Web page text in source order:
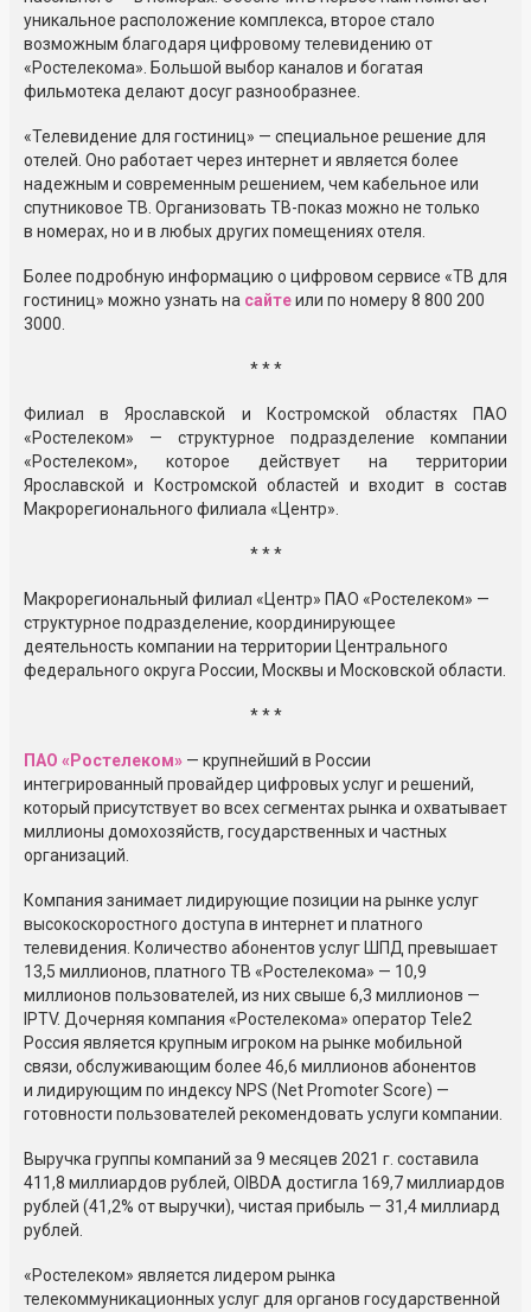
уникальное расположение комплекса, второе стало
возможным благодаря цифровому телевидению от
«Ростелекома». Большой выбор каналов и богатая
фильмотека делают досуг разнообразнее.
«Телевидение для гостиниц» — специальное решение для
отелей. Оно работает через интернет и является более
надежным и современным решением, чем кабельное или
спутниковое ТВ. Организовать ТВ-показ можно не только
в номерах, но и в любых других помещениях отеля.
Более подробную информацию о цифровом сервисе «ТВ для
гостиниц» можно узнать на сайтеили по номеру 8 800 200
3000.
* * *
Филиал в Ярославской и Костромской областях ПАО
«Ростелеком» — структурное подразделение компании
«Ростелеком», которое действует на территории
Ярославской и Костромской областей и входит в состав
Макрорегионального филиала «Центр».
* * *
Макрорегиональный филиал «Центр» ПАО «Ростелеком» —
структурное подразделение, координирующее
деятельность компании на территории Центрального
федерального округа России, Москвы и Московской области.
* * *
ПАО «Ростелеком» — крупнейший в России
интегрированный провайдер цифровых услуг и решений,
который присутствует во всех сегментах рынка и охватывает
миллионы домохозяйств, государственных и частных
организаций.
Компания занимает лидирующие позиции на рынке услуг
высокоскоростного доступа в интернет и платного
телевидения. Количество абонентов услуг ШПД превышает
13,5 миллионов, платного ТВ «Ростелекома» — 10,9
миллионов пользователей, из них свыше 6,3 миллионов —
IPTV. Дочерняя компания «Ростелекома» оператор Tele2
Россия является крупным игроком на рынке мобильной
связи, обслуживающим более 46,6 миллионов абонентов
и лидирующим по индексу NPS (Net Promoter Score) —
готовности пользователей рекомендовать услуги компании.
Выручка группы компаний за 9 месяцев 2021 г. составила
411,8 миллиардов рублей, OIBDA достигла 169,7 миллиардов
рублей (41,2% от выручки), чистая прибыль — 31,4 миллиард
рублей.
«Ростелеком» является лидером рынка
телекоммуникационных услуг для органов государственной